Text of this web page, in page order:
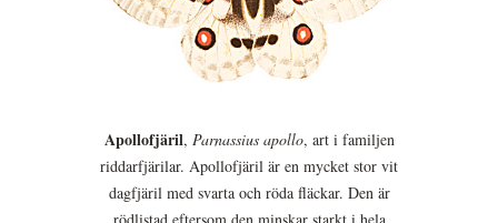
Apollofjäril, Parnassius apollo, art i familjen
riddarfjärilar. Apollofjäril är en mycket stor vit
dagfjäril med svarta och röda fläckar. Den är
rödlistad eftersom den minskar starkt i hela